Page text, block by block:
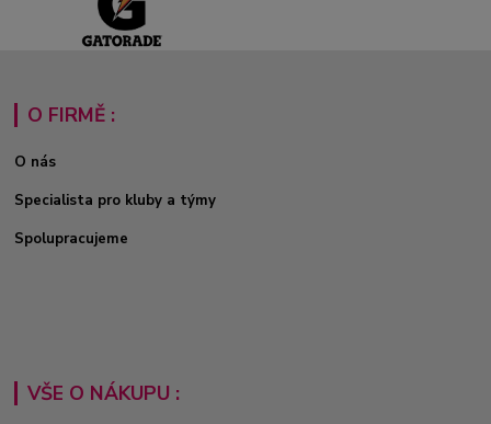
O FIRMĚ :
O nás
Specialista pro kluby a týmy
Spolupracujeme
VŠE O NÁKUPU :